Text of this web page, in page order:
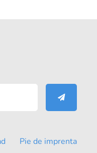
Pie de imprenta